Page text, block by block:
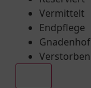
Vermittelt
Endpflege
Gnadenhof
Verstorben